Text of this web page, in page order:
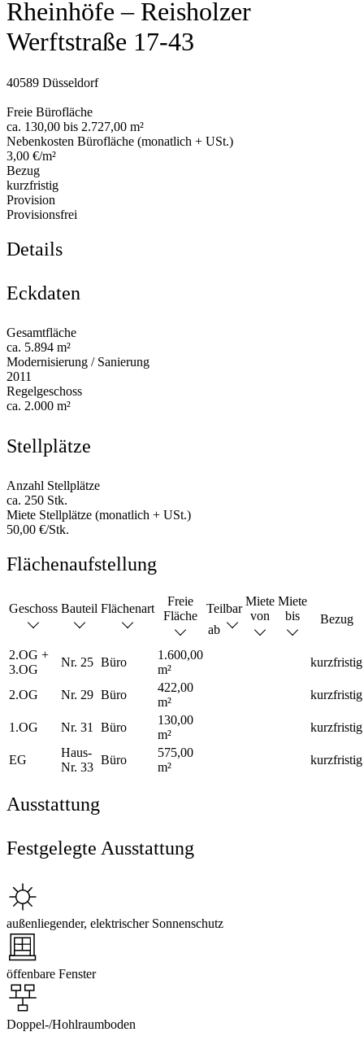
Rheinhöfe – Reisholzer
Werftstraße 17-43
40589 Düsseldorf
Freie Bürofläche
ca. 130,00 bis 2.727,00 m²
Nebenkosten Bürofläche (monatlich + USt.)
3,00 €/m²
Bezug
kurzfristig
Provision
Provisionsfrei
Details
Eckdaten
Gesamtfläche
ca. 5.894 m²
Modernisierung / Sanierung
2011
Regelgeschoss
ca. 2.000 m²
Stellplätze
Anzahl Stellplätze
ca. 250 Stk.
Miete Stellplätze (monatlich + USt.)
50,00 €/Stk.
Flächenaufstellung
Geschoss Bauteil Flächenart
Freie
Fläche
Teilbar
ab
Miete
von
Miete
bis
Bezug
2.OG +
3.OG
Nr. 25 Büro
1.600,00
m²
kurzfristig
2.OG Nr. 29 Büro
422,00
m²
kurzfristig
1.OG Nr. 31 Büro
130,00
m²
kurzfristig
EG
Haus-
Nr. 33
Büro
575,00
m²
kurzfristig
Ausstattung
Festgelegte Ausstattung
außenliegender, elektrischer Sonnenschutz
öffenbare Fenster
Doppel-/Hohlraumboden